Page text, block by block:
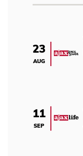
23
AUG
11
SEP